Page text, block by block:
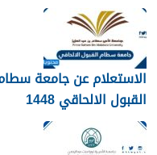
الاستعلام عن جامعة
القبول الالحاقي 1448